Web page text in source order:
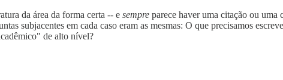
da área da forma certa -- e sempre parece haver uma citação ou uma
subjacentes em cada caso eram as mesmas: O que precisamos
de alto nível?